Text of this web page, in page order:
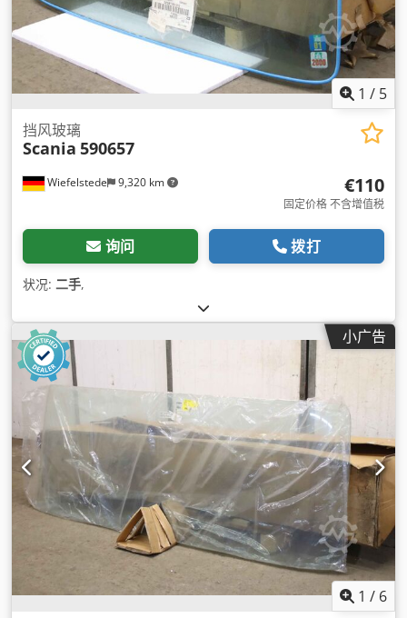
1 / 5
Wiefelstede 9,320 km
挡风玻璃
Scania 590657
€110
固定价格 不含增值税
询问 拨打
状况: 二手,
小广告
1 / 6